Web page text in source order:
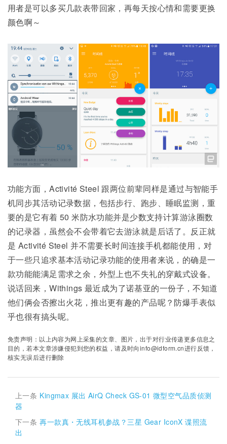
用者是可以多买几款表带回家，再每天按心情和需要更换
颜色啊～
功能方面，Activité Steel 跟两位前辈同样是通过与智能手
机同步其活动记录数据，包括步行、跑步、睡眠监测，重
要的是它有着 50 米防水功能并是少数支持计算游泳圈数
的记录器，虽然会不会带着它去游泳就是后话了。反正就
是 Activité Steel 并不需要长时间连接手机都能使用，对
于一些只追求基本活动记录功能的使用者来说，的确是一
款功能能满足需求之余，外型上也不失礼的穿戴式设备。
说话回来，Withings 最近成为了诺基亚的一份子，不知道
他们俩会否擦出火花，推出更有趣的产品呢？防爆手表似
乎也很有搞头呢。
免责声明：以上内容为网上采集的文章、图片，出于对行业传递更多信息之
目的，若本文章涉嫌侵犯到您的权益，请及时向info@idform.cn进行反馈，
核实无误后进行删除
上一条 Kingmax 展出 AirQ Check GS-01 微型空气品质侦测
器
下一条 再一款真・无线耳机参战？三星 Gear IconX 谍照流
出